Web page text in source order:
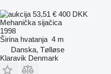
53,51 € 400 DKK
Mehanička sijačica
1998
Širina hvatanja 4 m
Danska, Tølløse
Klaravik Denmark